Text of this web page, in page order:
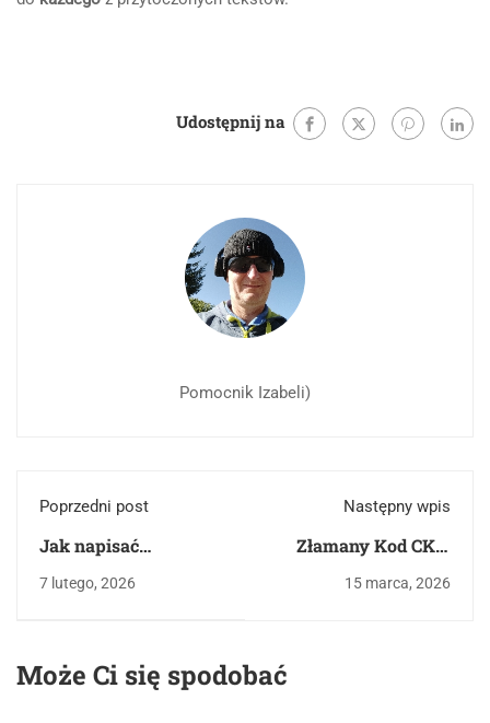
Udostępnij na
Pomocnik Izabeli)
Poprzedni post
Jak napisać
przemówienie na
z przykładem
7 lutego, 2026
Następny wpis
Złamany Kod CKE:
Trójkąt Tematyczny i
15 marca, 2026
Może Ci się spodobać